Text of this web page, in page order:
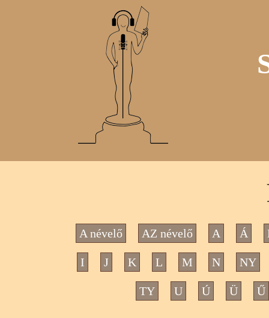
A névelő AZ névelő A Á
I J K L M N NY
TY U Ú Ü Ű